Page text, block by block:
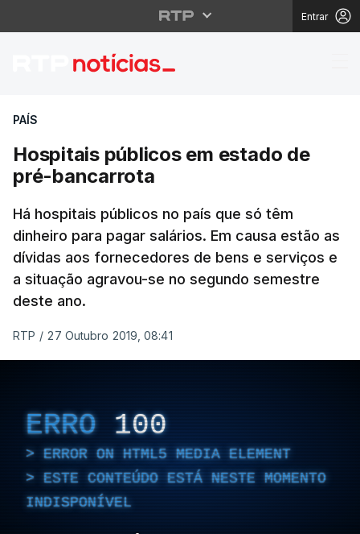
Entrar
Hospitais públicos
PAÍS
Hospitais públicos em estado de
pré-bancarrota
Há hospitais públicos no país que só têm
dinheiro para pagar salários. Em causa estão as
dívidas aos fornecedores de bens e serviços e
a situação agravou-se no segundo semestre
deste ano.
RTP / 27 Outubro 2019, 08:41
ERRO 100
ERROR ON HTML5 MEDIA ELEMENT
ESTE CONTEÚDO ESTÁ NESTE MOMENTO
INDISPONÍVEL